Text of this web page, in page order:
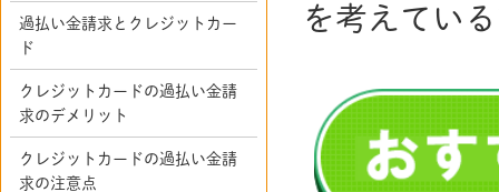
を考えてい
過払い金請求とクレジットカー
ド
クレジットカードの過払い金請
求のデメリット
クレジットカードの過払い金請
求の注意点